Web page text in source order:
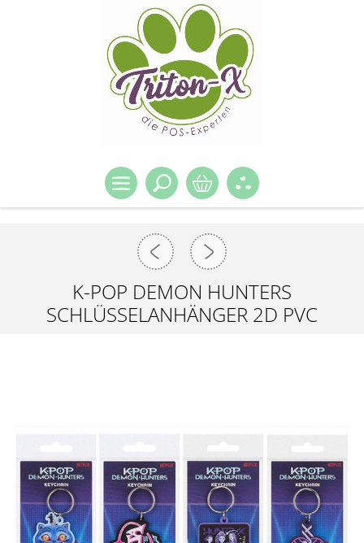
K-POP DEMON HUNTERS
SCHLÜSSELANHÄNGER 2D PVC